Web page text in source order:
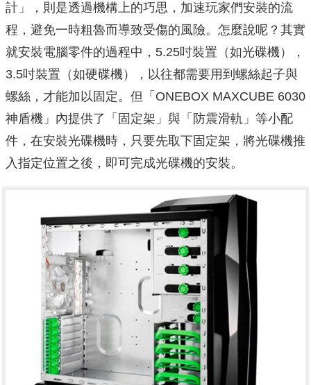
計」，則是透過機構上的巧思，加速玩家們安裝的流
程，避免一時粗魯而導致受傷的風險。怎麼說呢？其實
就安裝電腦零件的過程中，5.25吋裝置（如光碟機），
3.5吋裝置（如硬碟機），以往都需要用到螺絲起子與
螺絲，才能加以固定。但「ONEBOX MAXCUBE 6030
神盾機」內提供了「固定架」與「防震滑軌」等小配
件，在安裝光碟機時，只要先取下固定架，將光碟機推
入指定位置之後，即可完成光碟機的安裝。